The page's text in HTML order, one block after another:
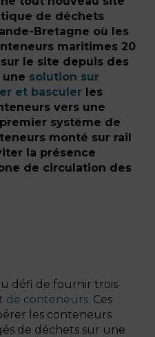
de déchets
Bretagne où les
maritimes 20
le site depuis des
une solution sur
et basculerles
vers une
système de
monté sur rail
la présence
de circulation des
défi de fournir trois
de conteneurs. Ces
les conteneurs
de déchets sur une